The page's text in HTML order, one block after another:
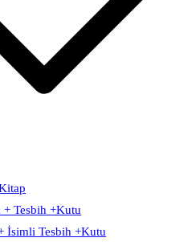
+ Tesbih +Kutu
İsimli Tesbih +Kutu